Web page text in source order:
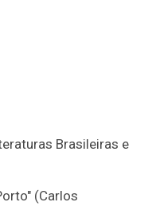
Brasileiras e
(Carlos